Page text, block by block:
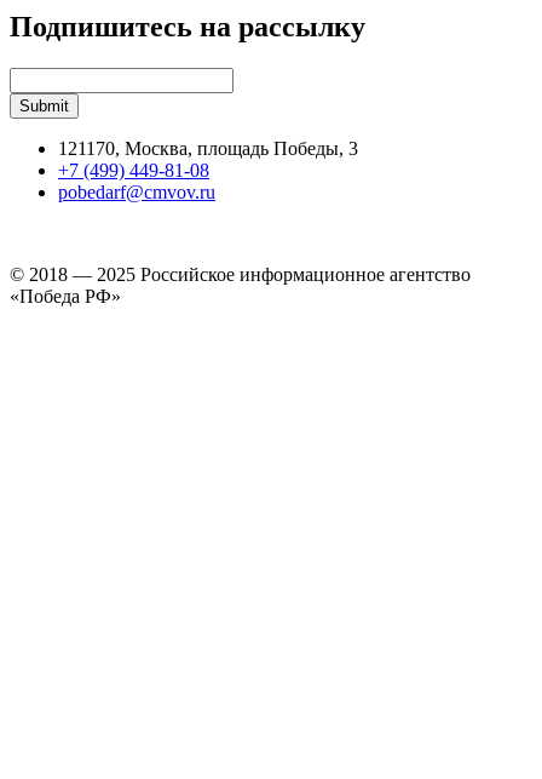
Подпишитесь на рассылку
121170, Москва, площадь Победы, 3
+7 (499) 449-81-08
pobedarf@cmvov.ru
© 2018 — 2025 Российское информационное агентство
«Победа РФ»